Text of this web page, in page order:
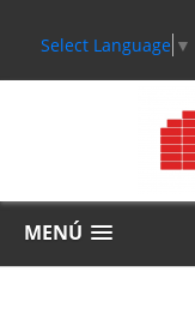
Select Language ▼
MENÚ